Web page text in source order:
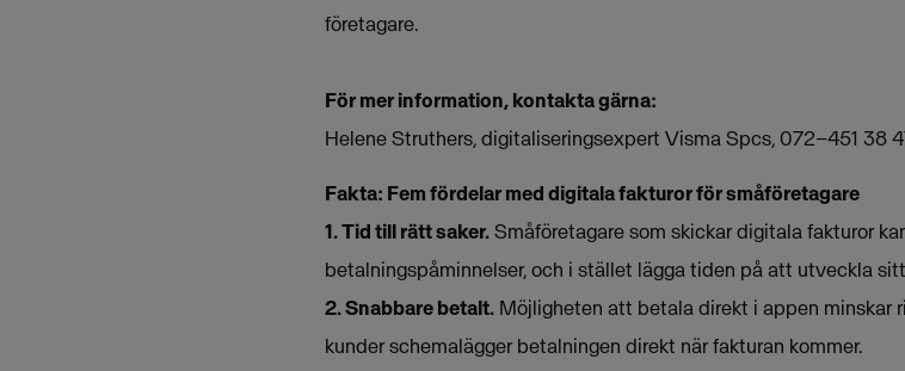
företagare.
För mer information, kontakta gärna:
Helene Struthers, digitaliseringsexpert Visma Spcs, 072–451 38
Fakta: Fem fördelar med digitala fakturor för småföretagare
1. Tid till rätt saker.Småföretagare som skickar digitala fakturor
betalningspåminnelser, och i stället lägga tiden på att utveckla
2. Snabbare betalt. Möjligheten att betala direkt i appen minskar
kunder schemalägger betalningen direkt när fakturan kommer.